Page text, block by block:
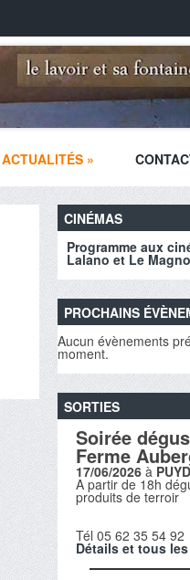
ACTUALITÉS »
CINÉMAS
Programme aux
Lalano et Le
PROCHAINS
Aucun évènements
moment.
SORTIES
Soirée
Ferme
17/06/2026 à
A partir de 18h
produits de terroir
Tél 05 62 35 54 92
Détails et tous